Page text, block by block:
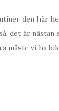
den här
det är nästan
måste vi ha